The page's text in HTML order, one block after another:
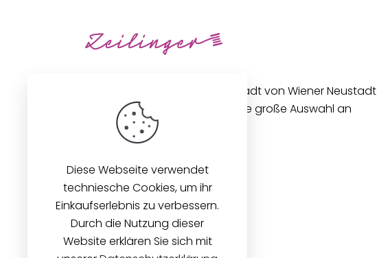
Unseren Betrieb in der Innenstadt von Wiener Neustadt
gibt es seit 1896. Wir bieten eine große Auswahl an
Stoffen und Zubehör an.
Diese Webseite verwendet
techniesche Cookies, um ihr
Einkaufserlebnis zu verbessern.
Durch die Nutzung dieser
Website erklären Sie sich mit